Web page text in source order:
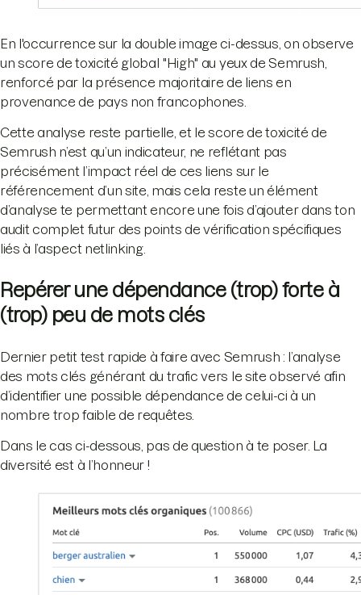
En l'occurrence sur la double image ci-dessus, on observe
un score de toxicité global "High" au yeux de Semrush,
renforcé par la présence majoritaire de liens en
provenance de pays non francophones.
Cette analyse reste partielle, et le score de toxicité de
Semrush n’est qu’un indicateur, ne reflétant pas
précisément l’impact réel de ces liens sur le
référencement d’un site, mais cela reste un élément
d’analyse te permettant encore une fois d’ajouter dans ton
audit complet futur des points de vérification spécifiques
liés à l’aspect netlinking.
Repérer une dépendance (trop) forte à
(trop) peu de mots clés
Dernier petit test rapide à faire avec Semrush : l’analyse
des mots clés générant du trafic vers le site observé afin
d’identifier une possible dépendance de celui-ci à un
nombre trop faible de requêtes.
Dans le cas ci-dessous, pas de question à te poser. La
diversité est à l’honneur !